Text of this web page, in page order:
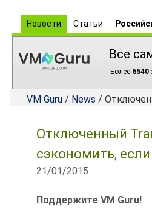
Новости Статьи
Все
Более 6540
VM Guru / News /
Отключенный
сэкономить,
21/01/2015
Поддержите VM Guru!